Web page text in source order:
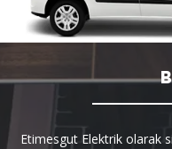
Etimesgut Elektrik olarak